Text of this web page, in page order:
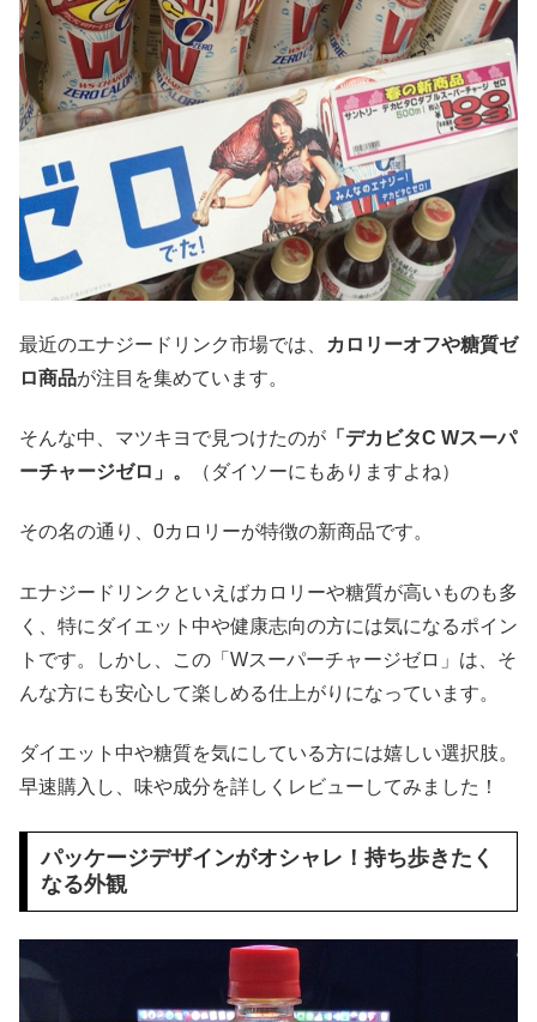
最近のエナジードリンク市場では、
カロリーオフや糖質ゼ
ロ商品が注目を集めています。
そんな中、マツキヨで見つけたのが 「デカビタC Wスーパ
ーチャージゼロ」。
（ダイソーにもありますよね）
その名の通り、0カロリーが特徴の新商品です。
エナジードリンクといえばカロリーや糖質が高いものも多
く、特にダイエット中や健康志向の方には気になるポイン
トです。しかし、この「Wスーパーチャージゼロ」は、そ
んな方にも安心して楽しめる仕上がりになっています。
ダイエット中や糖質を気にしている方には嬉しい選択肢。
早速購入し、味や成分を詳しくレビューしてみました！
パッケージデザインがオシャレ！持ち歩きたく
なる外観